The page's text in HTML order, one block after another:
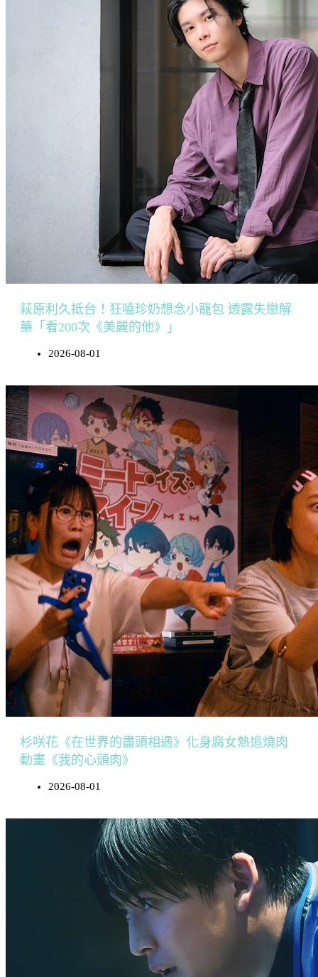
萩原利久抵台！狂嗑珍奶想念小籠包 透露失戀解
藥「看200次《美麗的他》」
2026-08-01
杉咲花《在世界的盡頭相遇》化身腐女熱追燒肉
動畫《我的心頭肉》
2026-08-01